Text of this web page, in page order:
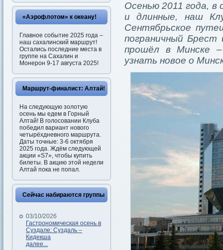
«Аэрофлотом» к океану!
Главное событие 2025 года –
наш сахалинский маршрут!
Остались последние места в
группе на Сахалин и
Монерон 9-17 августа 2025!
Маршрут-финалист: Алтай!
На следующую золотую
осень мы едем в Горный
Алтай! В голосовании Клуба
победил вариант нового
четырёхдневного маршрута.
Даты точные: 3-6 октября
2025 года. Ждём следующей
акции «S7», чтобы купить
билеты. В акцию этой недели
Алтай пока не попал.
Сейчас набираются группы
03/10/2026
Гастрономическая осень в
Суздале: Суздаль –
Кидекша
далее...
Осенью 2011 года, в
и длинные, наш
Сентябрьское
пограничный
прошёл в Минске –
узнать новое о